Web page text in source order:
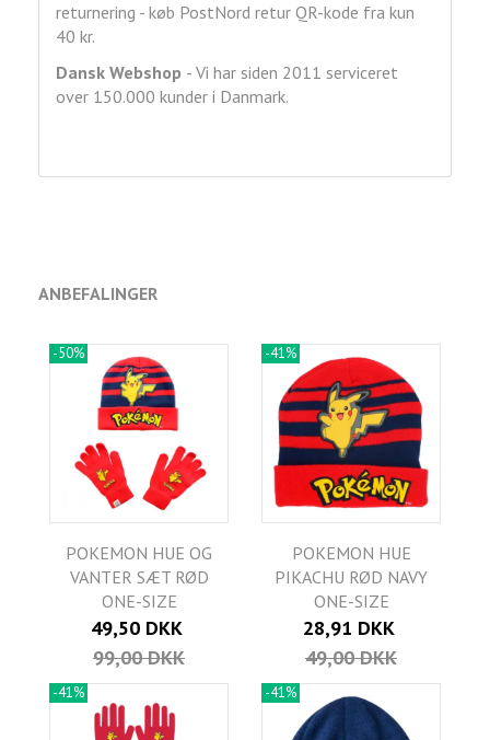
returnering - køb PostNord retur QR-kode fra kun
40 kr.
Dansk Webshop - Vi har siden 2011 serviceret
over 150.000 kunder i Danmark.
ANBEFALINGER
-50%
POKEMON HUE OG
VANTER SÆT RØD
ONE-SIZE
49,50 DKK
99,00 DKK
-41%
POKEMON HUE
PIKACHU RØD NAVY
ONE-SIZE
28,91 DKK
49,00 DKK
-41% -41%